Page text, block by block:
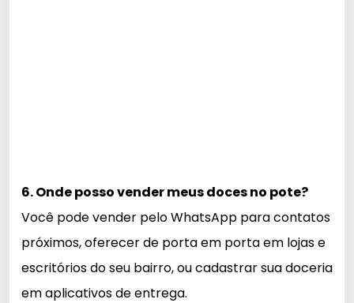
6. Onde posso vender meus doces no pote?
Você pode vender pelo WhatsApp para contatos
próximos, oferecer de porta em porta em lojas e
escritórios do seu bairro, ou cadastrar sua doceria
em aplicativos de entrega.